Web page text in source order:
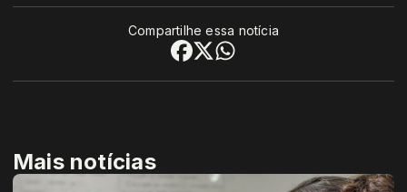
Compartilhe essa notícia
Mais notícias